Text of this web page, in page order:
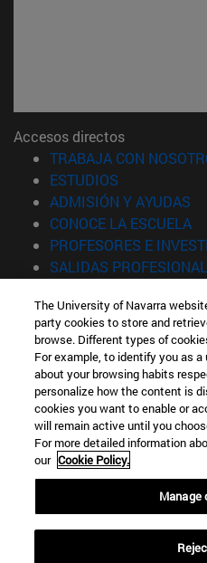
Accesos directos
TRABAJA CON
ESTUDIOS
ADMISIÓN Y AYUDAS
CONOCE LA ESCUELA
PROFESORES E
SALIDAS
Información
TFNO +34 943 21 98 77
¿QUÉ GRADO TE INTERESA?
¿QUÉ MÁSTER TE INTERESA?
© Universidad de Navarra
Información legal
Accesibilidad
Configuración de
Localizador de campus
The University of Navarra
party cookies to store and
browse. Different types of
For example, to identify you as
about your browsing habits
personalize how the content is
cookies you want to enable or
will remain active until you
For more detailed information
our Cookie Policy.
Manage